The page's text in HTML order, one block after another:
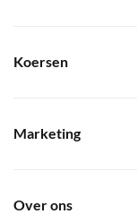
Koersen
Marketing
Over ons